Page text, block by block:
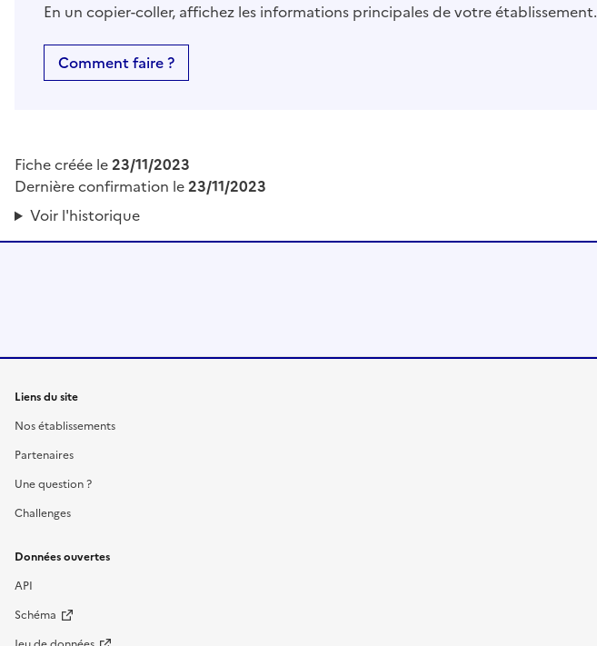
En un copier-coller, affichez les informations principales de votre établissement.
Comment faire ?
Fiche créée le23/11/2023
Dernière confirmation le23/11/2023
Voir l'historique
Liens du site
Nos établissements
Partenaires
Une question ?
Challenges
Données ouvertes
API
Schéma